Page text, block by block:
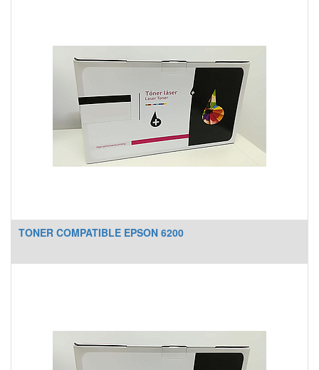
TONER COMPATIBLE EPSON 6200